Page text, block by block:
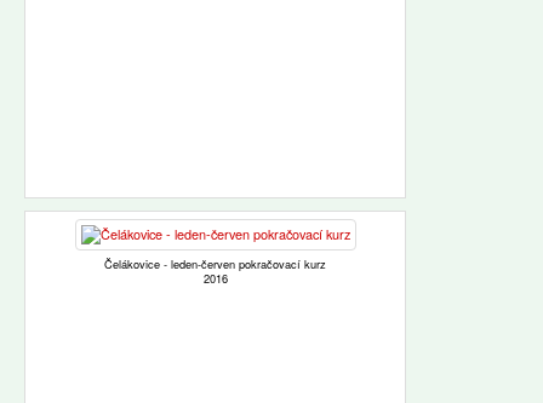
Čelákovice - leden-červen pokračovací kurz
2016